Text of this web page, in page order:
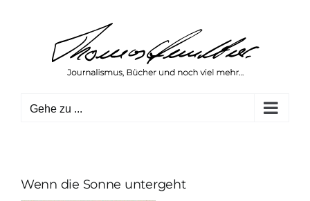
springen
Gehe zu ...
Wenn die Sonne untergeht